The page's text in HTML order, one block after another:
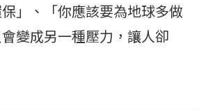
保」、「你應該要為地球多做
變成另一種壓力，讓人卻